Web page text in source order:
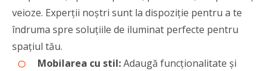
veioze. Experții noștri sunt la dispoziție pentru a te
îndruma spre soluțiile de iluminat perfecte pentru
spațiul tău.
Mobilarea cu stil:Adaugă funcționalitate și